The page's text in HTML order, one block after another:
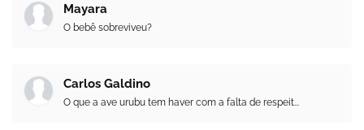
Mayara
O bebê sobreviveu?
Carlos Galdino
O que a ave urubu tem haver com a falta de respeit...